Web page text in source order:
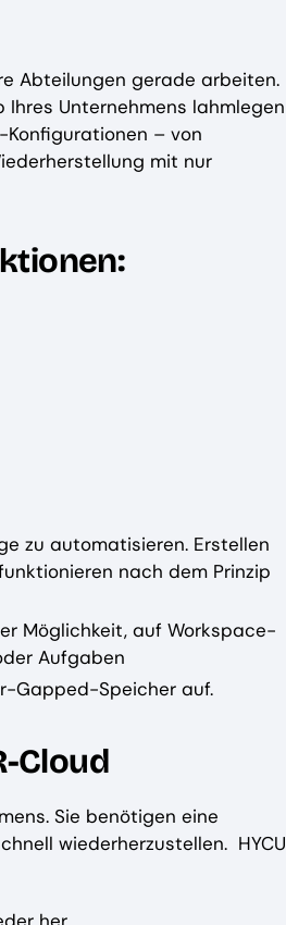
Abteilungen gerade arbeiten.
Unternehmens lahmlegen
– von
mit nur
zu automatisieren. Erstellen
nach dem Prinzip
Möglichkeit, auf Workspace-
Aufgaben
Gapped-Speicher auf.
Cloud
Sie benötigen eine
wiederherzustellen. HYCU